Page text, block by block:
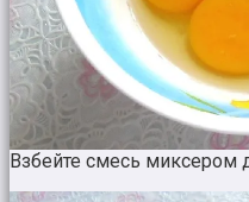
Взбейте смесь миксером